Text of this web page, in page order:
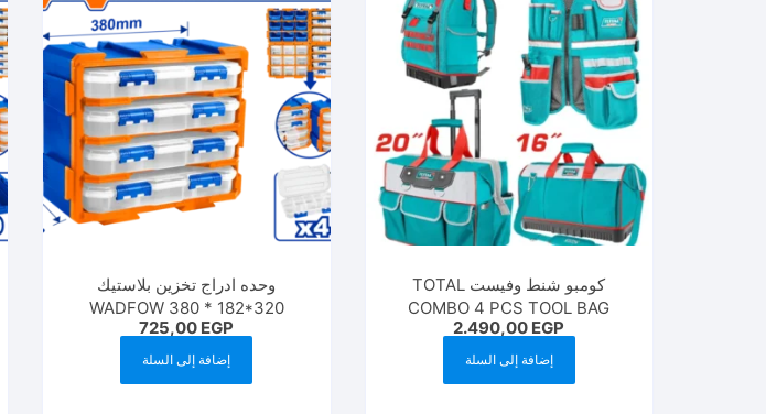
كومبو شنط وفيست TOTAL
COMBO 4 PCS TOOL BAG
TOS230914
2.490,00 EGP
إضافة إلى السلة
وحده ادراج تخزين بلاستيك
WADFOW 380 * 182*320
WTB8344
725,00 EGP
إضافة إلى السلة